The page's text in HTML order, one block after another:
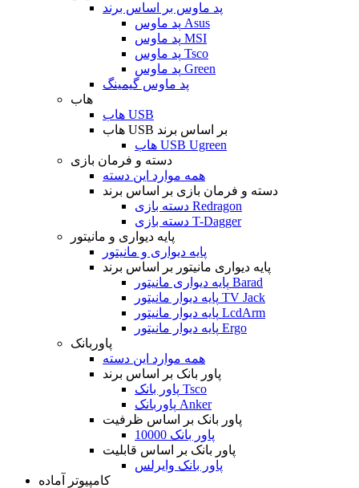
پد ماوس بر اساس برند
پد ماوس Asus
پد ماوس MSI
پد ماوس Tsco
پد ماوس Green
پد ماوس گیمینگ
هاب
هاب USB
هاب USB بر اساس برند
هاب USB Ugreen
دسته و فرمان بازی
همه موارد این دسته
دسته و فرمان بازی بر اساس برند
دسته بازی Redragon
دسته بازی T-Dagger
پایه دیواری و مانیتور
پایه دیواری و مانیتور
پایه دیواری مانیتور بر اساس برند
پایه دیواری مانیتور Barad
پایه دیوار مانیتور TV Jack
پایه دیوار مانیتور LcdArm
پایه دیوار مانیتور Ergo
پاوربانک
همه موارد این دسته
پاور بانک بر اساس برند
پاور بانک Tsco
پاوربانک Anker
پاور بانک بر اساس ظرفیت
پاور بانک 10000
پاور بانک بر اساس قابلیت
پاور بانک وایرلس
کامپیوتر آماده